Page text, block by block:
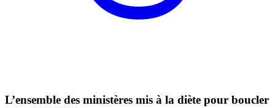
L’ensemble des ministères mis à la diète pour boucler